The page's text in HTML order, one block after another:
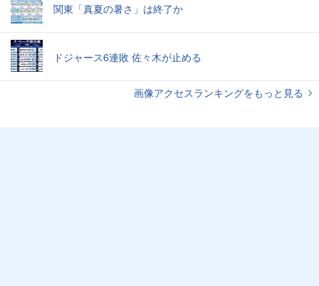
関東「真夏の暑さ」は終了か
ドジャース6連敗 佐々木が止める
画像アクセスランキングをもっと見る